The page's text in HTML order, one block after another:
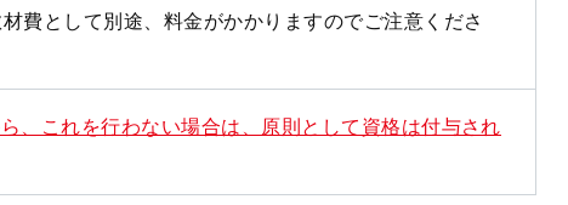
として別途、料金がかかりますのでご注意くださ
、これを行わない場合は、原則として資格は付与され